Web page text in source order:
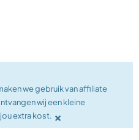
we gebruik van affiliate
wij een kleine
extra kost. ×